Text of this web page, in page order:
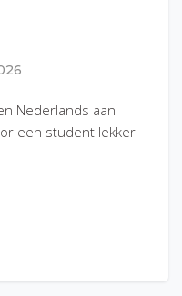
Nederlands aan
een student lekker